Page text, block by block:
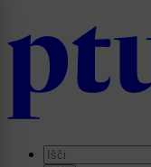
main